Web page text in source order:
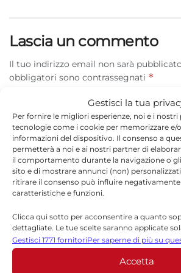
Gestisci la tua
Per fornire le migliori esperienze, noi e i
tecnologie come i cookie per memorizzare e/
informazioni del dispositivo. Il consenso a
permetterà a noi e ai nostri partner di
il comportamento durante la navigazione o
sito e di mostrare annunci (non)
ritirare il consenso può influire
caratteristiche e funzioni.
Clicca qui sotto per acconsentire a quanto
dettagliate. Le tue scelte saranno applicate
sito. È possibile modificare le impostazioni in
compreso il ritiro del consenso, utilizzando i
Policy o cliccando sul pulsante di gestione del
inferiore dello schermo.
Gestisci 1771 fornitoriPer saperne di più su
Accetta
Lascia un commento
Il tuo indirizzo email non sarà
obbligatori sono contrassegnati *
Nome